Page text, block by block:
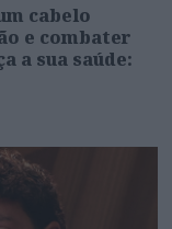
cabelo
e combater
a sua saúde: